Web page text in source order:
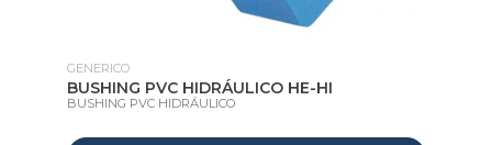
GENERICO
BUSHING PVC HIDRÁULICO HE-HI
BUSHING PVC HIDRÁULICO